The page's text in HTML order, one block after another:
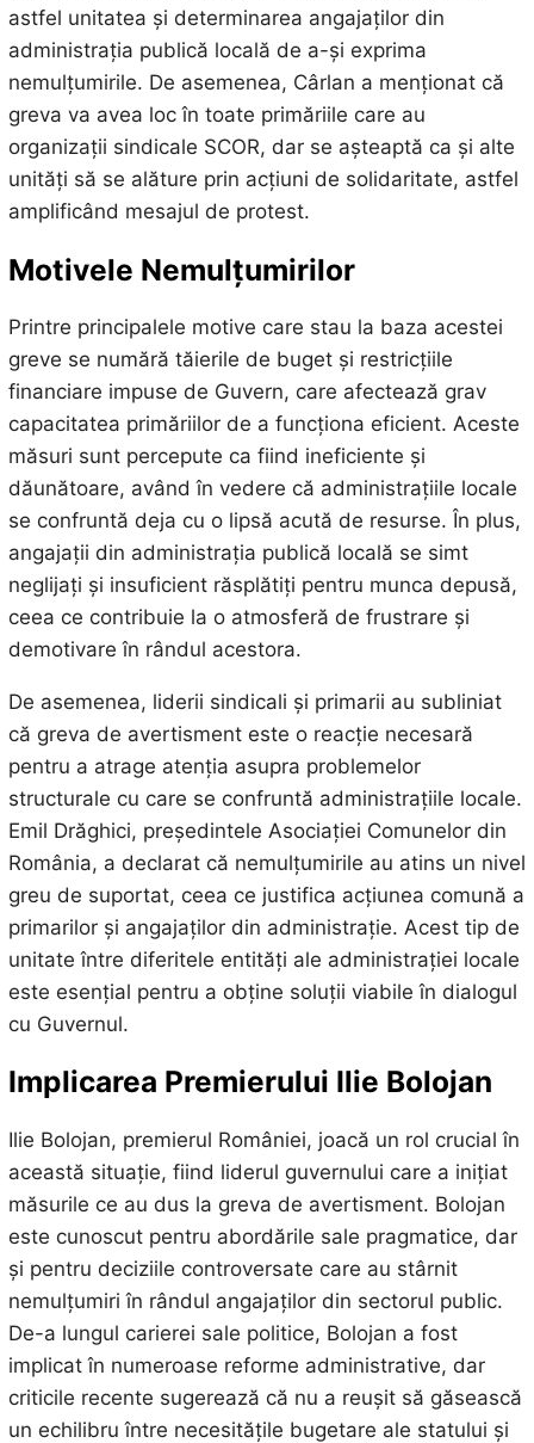
astfel unitatea și determinarea angajaților din
administrația publică locală de a-și exprima
nemulțumirile. De asemenea, Cârlan a menționat că
greva va avea loc în toate primăriile care au
organizații sindicale SCOR, dar se așteaptă ca și alte
unități să se alăture prin acțiuni de solidaritate, astfel
amplificând mesajul de protest.
Motivele Nemulțumirilor
Printre principalele motive care stau la baza acestei
greve se numără tăierile de buget și restricțiile
financiare impuse de Guvern, care afectează grav
capacitatea primăriilor de a funcționa eficient. Aceste
măsuri sunt percepute ca fiind ineficiente și
dăunătoare, având în vedere că administrațiile locale
se confruntă deja cu o lipsă acută de resurse. În plus,
angajații din administrația publică locală se simt
neglijați și insuficient răsplătiți pentru munca depusă,
ceea ce contribuie la o atmosferă de frustrare și
demotivare în rândul acestora.
De asemenea, liderii sindicali și primarii au subliniat
că greva de avertisment este o reacție necesară
pentru a atrage atenția asupra problemelor
structurale cu care se confruntă administrațiile locale.
Emil Drăghici, președintele Asociației Comunelor din
România, a declarat că nemulțumirile au atins un nivel
greu de suportat, ceea ce justifica acțiunea comună a
primarilor și angajaților din administrație. Acest tip de
unitate între diferitele entități ale administrației locale
este esențial pentru a obține soluții viabile în dialogul
cu Guvernul.
Implicarea Premierului Ilie Bolojan
Ilie Bolojan, premierul României, joacă un rol crucial în
această situație, fiind liderul guvernului care a inițiat
măsurile ce au dus la greva de avertisment. Bolojan
este cunoscut pentru abordările sale pragmatice, dar
și pentru deciziile controversate care au stârnit
nemulțumiri în rândul angajaților din sectorul public.
De-a lungul carierei sale politice, Bolojan a fost
implicat în numeroase reforme administrative, dar
criticile recente sugerează că nu a reușit să găsească
un echilibru între necesitățile bugetare ale statului și